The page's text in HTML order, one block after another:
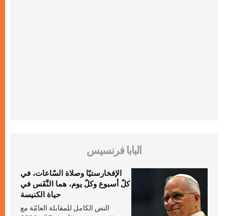
البابا فرنسيس
الإفخارستيّا وصلاة السّاعات، في
كلّ أسبوع وكلّ يوم، هما النَّفَس في
حياة الكنيسة
النص الكامل للمقابلة العامّة مع